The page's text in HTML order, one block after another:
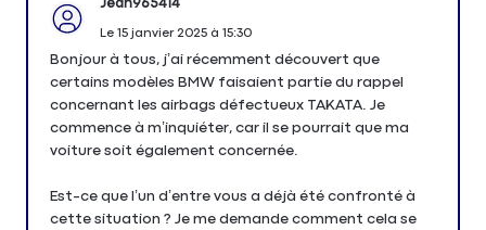
Jean965414
Le 15 janvier 2025à 15:30
Bonjour à tous, j’ai récemment découvert que
certains modèles BMW faisaient partie du rappel
concernant les airbags défectueux TAKATA. Je
commence à m’inquiéter, car il se pourrait que ma
voiture soit également concernée.
Est-ce que l’un d’entre vous a déjà été confronté à
cette situation ? Je me demande comment cela se